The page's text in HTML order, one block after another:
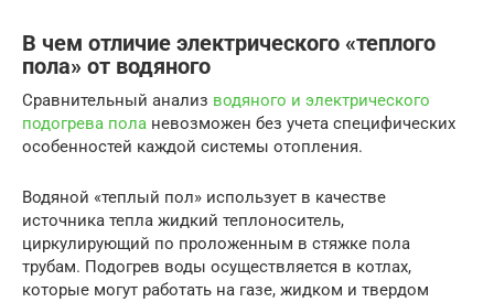
В чем отличие электрического «теплого
пола» от водяного
Сравнительный анализ водяного и электрического
подогрева пола невозможен без учета специфических
особенностей каждой системы отопления.
Водяной «теплый пол» использует в качестве
источника тепла жидкий теплоноситель,
циркулирующий по проложенным в стяжке пола
трубам. Подогрев воды осуществляется в котлах,
которые могут работать на газе, жидком и твердом